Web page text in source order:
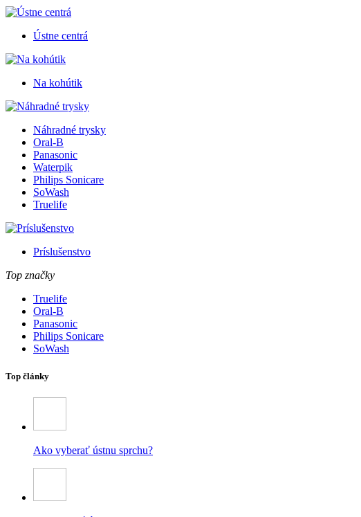
Ústne centrá
Na kohútik
Náhradné trysky
Oral-B
Panasonic
Waterpik
Philips Sonicare
SoWash
Truelife
Príslušenstvo
Top značky
Truelife
Oral-B
Panasonic
Philips Sonicare
SoWash
Top články
Ako vyberať ústnu sprchu?